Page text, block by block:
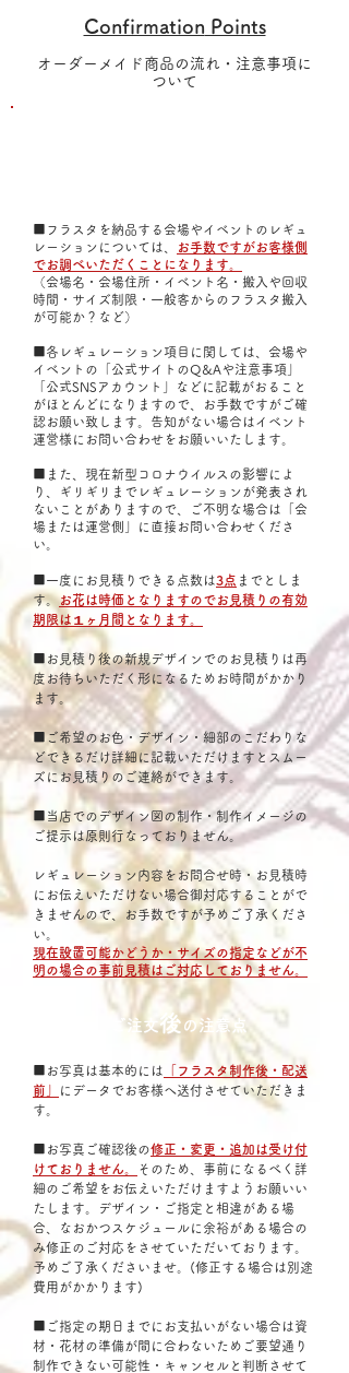
ConfirmationPoints
オーダーメイド商品の流れ・注意事項に
ついて
■フラスタを納品する会場やイベントのレギュ
レーションについては、
お手数ですがお客様側
でお調べいただくことになります。
（会場名・会場住所・イベント名・搬入や回収
時間・サイズ制限・一般客からのフラスタ搬入
が可能か？など）
■各レギュレーション項目に関しては、会場や
イベントの「公式サイトのQ&Aや注意事項」
「公式SNSアカウント」などに記載がおること
がほとんどになりますので、お手数ですがご確
認お願い致します。告知がない場合はイベント
運営様にお問い合わせをお願いいたします。
■また、現在新型コロナウイルスの影響によ
り、ギリギリまでレギュレーションが発表され
ないことがありますので、ご不明な場合は「会
場または運営側」に直接お問い合わせくださ
い。
■一度にお見積りできる点数は3点 までとしま
す。お花は時価となりますのでお見積りの有効
期限は１ヶ月間となります。
■お見積り後の新規デザインでのお見積りは再
度お待ちいただく形になるためお時間がかかり
ます。
■ご希望のお色・デザイン・細部のこだわりな
どできるだけ詳細に記載いただけますとスムー
ズにお見積りのご連絡ができます。
■当店でのデザイン図の制作・制作イメージの
ご提示は原則行なっておりません。
レギュレーション内容をお問合せ時・お見積時
にお伝えいただけない場合御対応することがで
きませんので、お手数ですが予めご了承くださ
い。
現在設置可能かどうか・サイズの指定などが不
明の場合の事前見積はご対応しておりません。
ご注文後 の注意点
■お写真は基本的には 「フラスタ制作後・配送
前」
にデータでお客様へ送付させていただきま
す。
■お写真ご確認後の修正・変更・追加は受け付
けておりません。
そのため、事前になるべく詳
細のご希望をお伝えいただけますようお願いい
たします。デザイン・ご指定と相違がある場
合、なおかつスケジュールに余裕がある場合の
み修正のご対応をさせていただいております。
予めご了承くださいませ。(修正する場合は別途
費用がかかります)
​■ご指定の期日までにお支払いがない場合は資
材・花材の準備が間に合わないためご要望通り
制作できない可能性・キャンセルと判断させて